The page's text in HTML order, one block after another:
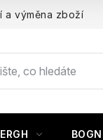
a výměna zboží